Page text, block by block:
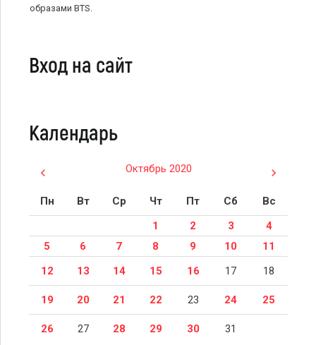
образами BTS.
Вход на сайт
Календарь
Октябрь 2020
Пн Вт Ср Чт Пт Сб
Вс
1
2 3
4
5
6 7 8 9 10
11
12
13 14 15 16 17 18
19 20 21 22 23 24 25
26 27 28 29 30 31